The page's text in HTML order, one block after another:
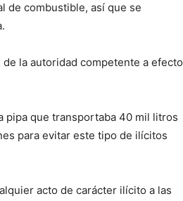
de combustible, así que se
la autoridad competente a efecto
pipa que transportaba 40 mil litros
para evitar este tipo de ilícitos
acto de carácter ilícito a las